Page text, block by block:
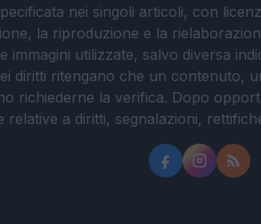
nei singoli articoli, con
la riproduzione e la
immagini utilizzate, salvo diversa
diritti ritengano che un contenuto,
richiederne la verifica. Dopo
a diritti, segnalazioni,